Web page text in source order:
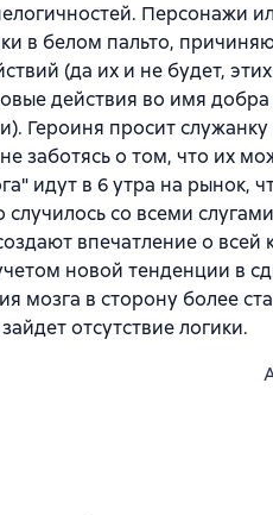
Персонажи
в белом пальто,
(да их и не будет,
действия во имя
Героиня просит служанку
заботясь о том, что их
идут в 6 утра на рынок,
со всеми
впечатление о всей
новой тенденции в
мозга в сторону более
отсутствие логики.